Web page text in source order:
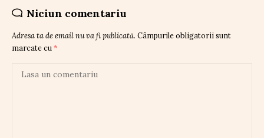
Niciun comentariu
Adresa ta de email nu va fi publicată. Câmpurile obligatorii sunt
marcate cu *